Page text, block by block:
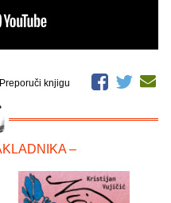
Preporuči knjigu
–